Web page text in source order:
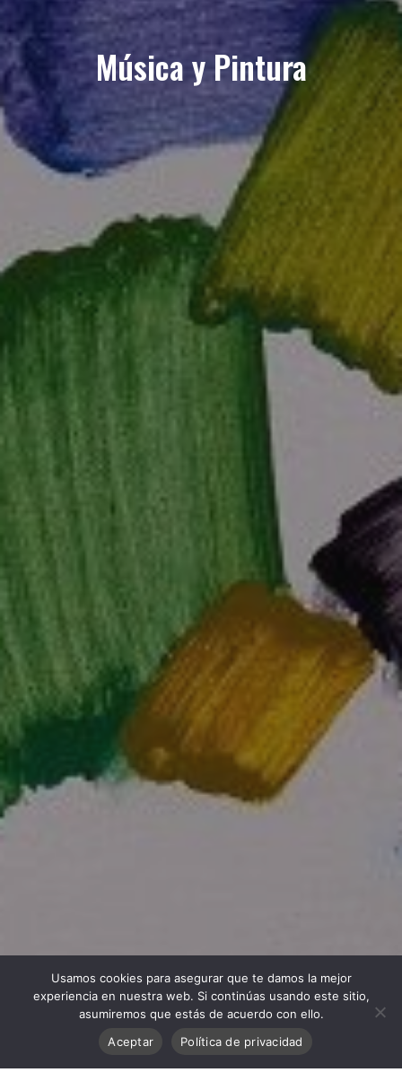
Música y Pintura
Usamos cookies para asegurar que te damos la mejor
experiencia en nuestra web. Si continúas usando este sitio,
asumiremos que estás de acuerdo con ello.
Aceptar
Política de privacidad